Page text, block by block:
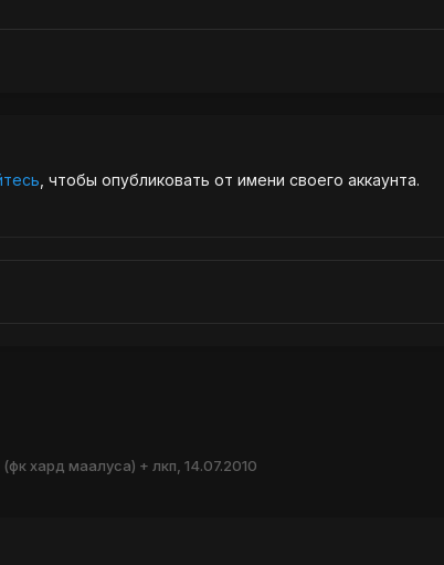
, чтобы опубликовать от имени своего аккаунта.
хард маалуса) + лкп, 14.07.2010